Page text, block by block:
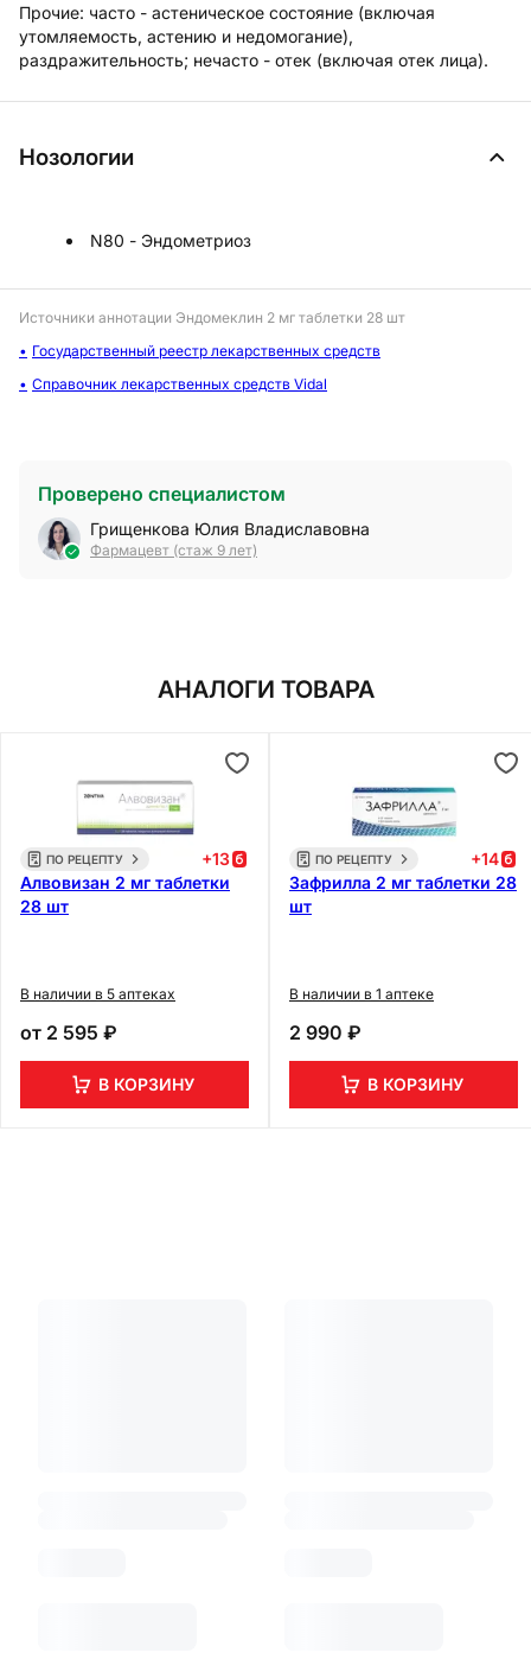
Прочие: часто - астеническое состояние (включая
утомляемость, астению и недомогание),
раздражительность; нечасто - отек (включая отек лица).
Нозологии
N80 - Эндометриоз
Источники аннотации Эндомеклин 2 мг таблетки 28 шт
Государственный реестр лекарственных средств
Справочник лекарственных средств Vidal
Проверено специалистом
Грищенкова Юлия Владиславовна
Фармацевт (стаж 9 лет)
АНАЛОГИ ТОВАРА
ПО РЕЦЕПТУ +13
Алвовизан 2 мг таблетки
28 шт
В наличии в 5 аптеках
от 2 595 ₽
В КОРЗИНУ
ПО РЕЦЕПТУ +14
Зафрилла 2 мг таблетки 28
шт
В наличии в 1 аптеке
2 990 ₽
В КОРЗИНУ